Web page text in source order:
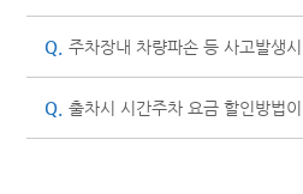
Q. 주차장내 차량파손 등 사고발생
Q. 출차시 시간주차 요금 할인방법